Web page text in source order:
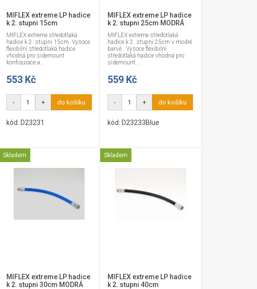
MIFLEX extreme LP hadice
k 2. stupni 15cm
MIFLEX extreme středotlaká
hadice k 2. stupni 15cm. Vysoce
flexibilní středotlaká hadice
vhodná pro sidemount
konfigurace a...
553 Kč
- + do košíku
kód: D23231
MIFLEX extreme LP hadice
k 2. stupni 25cm MODRÁ
MIFLEX extreme středotlaká
hadice k 2. stupni 25cm v modré
barvě.. Vysoce flexibilní
středotlaká hadice vhodná pro
sidemount...
559 Kč
- + do košíku
kód: D23233Blue
Skladem
MIFLEX extreme LP hadice
k 2. stupni 30cm MODRÁ
Skladem
MIFLEX extreme LP hadice
k 2. stupni 40cm